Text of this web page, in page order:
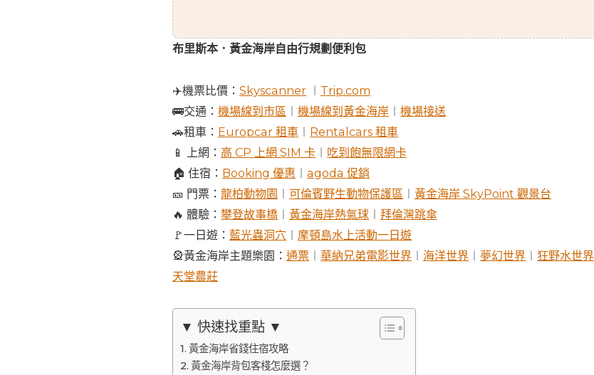
布里斯本．黃金海岸自由行規劃便利包
✈️機票比價： Skyscanner
Trip.com
🚌交通： 機場線到市區 機場線到黃金海岸
機場接送
🚗租車： Europcar 租車
Rentalcars 租車
📱 上網： 高 CP 上網 SIM 卡
吃到飽無限網卡
🏠 住宿： Booking 優惠
agoda 促銷
🎫 門票： 龍柏動物園 可倫賓野生動物保護區
黃金海岸 SkyPoint 觀景台
🔥 體驗： 攀登故事橋 黃金海岸熱氣球
拜倫灣跳傘
🚩一日遊： 藍光蟲洞穴
摩頓島水上活動一日遊
🎡黃金海岸主題樂園： 通票 華納兄弟電影世界 海洋世界 夢幻世界 狂野水世界
天堂農莊
▼ 快速找重點 ▼
黃金海岸省錢住宿攻略
黃金海岸背包客棧怎麼選？